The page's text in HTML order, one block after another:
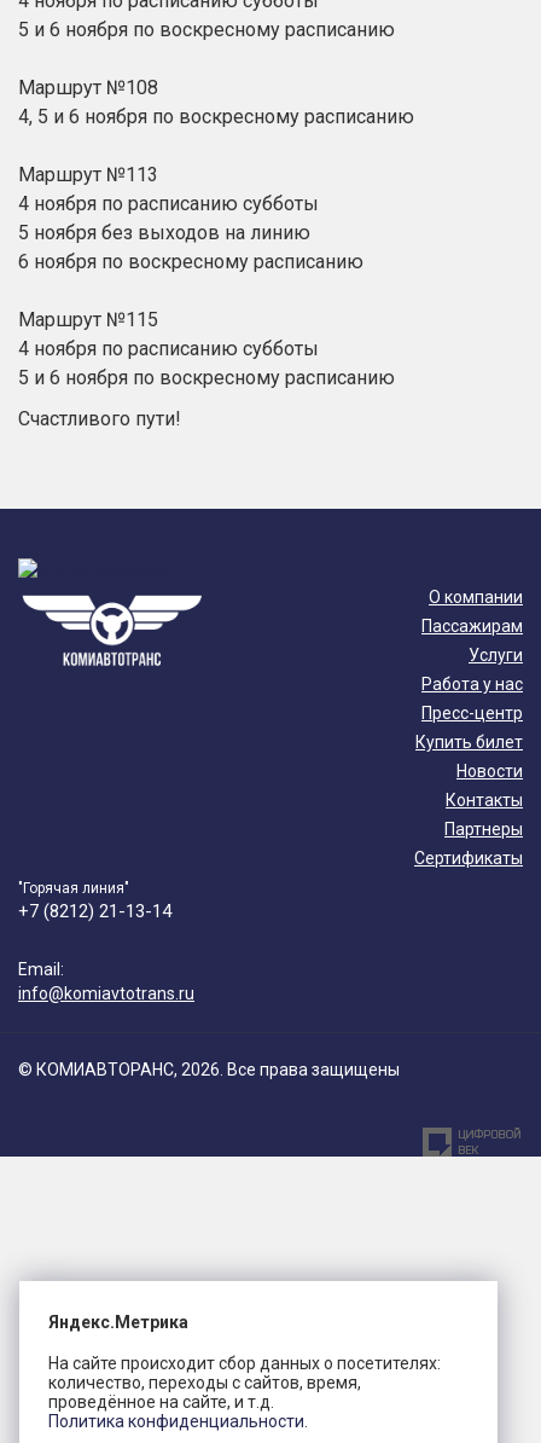
5 и 6 ноября по воскресному расписанию
Маршрут №108
4, 5 и 6 ноября по воскресному расписанию
Маршрут №113
4 ноября по расписанию субботы
5 ноября без выходов на линию
6 ноября по воскресному расписанию
Маршрут №115
4 ноября по расписанию субботы
5 и 6 ноября по воскресному расписанию
Счастливого пути!
О компании
Пассажирам
Услуги
Работа у нас
Пресс-центр
Купить билет
Новости
Контакты
Партнеры
Сертификаты
"Горячая линия"
+7 (8212) 21-13-14
Email:
info@komiavtotrans.ru
© КОМИАВТОРАНС, 2026. Все права защищены
Яндекс.Метрика
На сайте происходит сбор данных о посетителях:
количество, переходы с сайтов, время,
проведённое на сайте, и т.д.
Политика конфиденциальности.